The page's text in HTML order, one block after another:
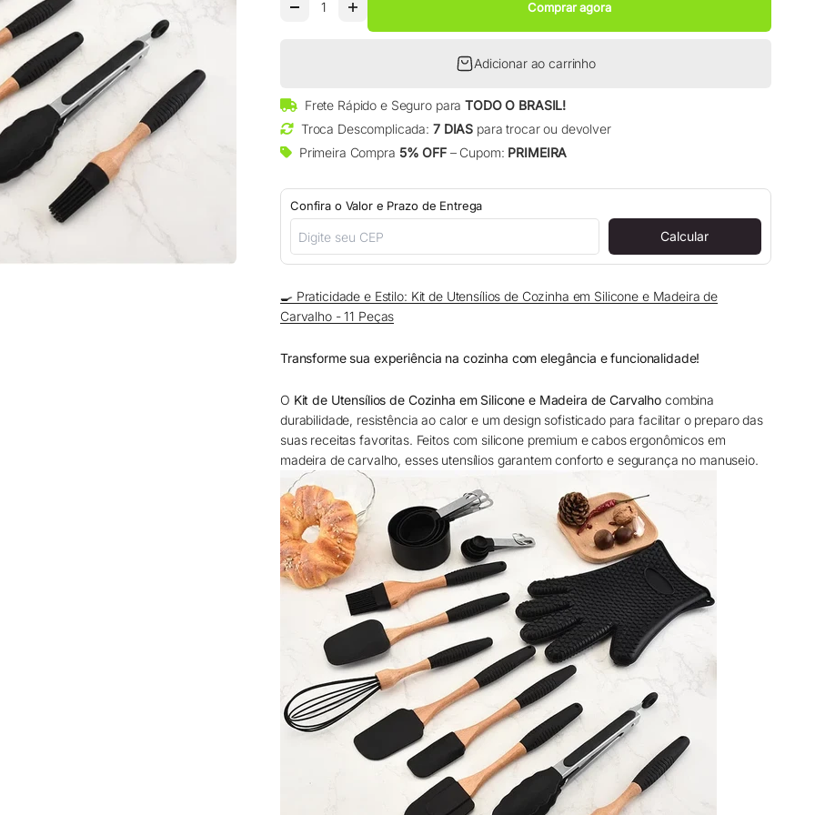
Comprar agora
Adicionar ao carrinho
Frete Rápido e Seguro paraTODO O BRASIL!
Troca Descomplicada: 7 DIAS para trocar ou devolver
Primeira Compra 5% OFF– Cupom: PRIMEIRA
Confira o Valor e Prazo de Entrega
Calcular
🍳 Praticidade e Estilo: Kit de Utensílios de Cozinha em Silicone e Madeira de
Carvalho - 11 Peças
Transforme sua experiência na cozinha com elegância e funcionalidade!
O Kit de Utensílios de Cozinha em Silicone e Madeira de Carvalho combina
durabilidade, resistência ao calor e um design sofisticado para facilitar o preparo das
suas receitas favoritas. Feitos com silicone premium e cabos ergonômicos em
madeira de carvalho, esses utensílios garantem conforto e segurança no manuseio.